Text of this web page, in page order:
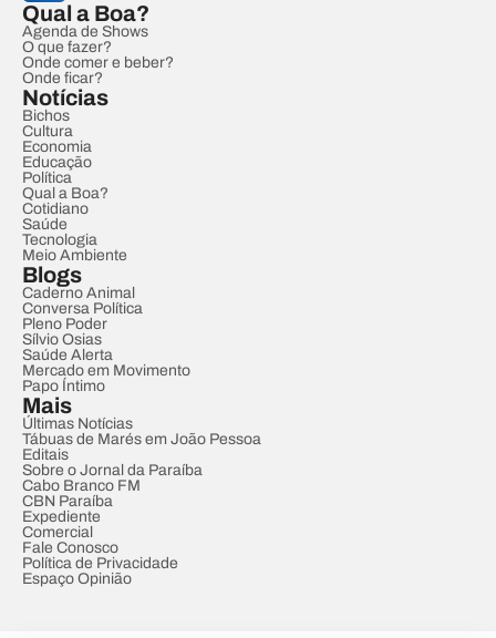
Qual a Boa?
Agenda de Shows
O que fazer?
Onde comer e beber?
Onde ficar?
Notícias
Bichos
Cultura
Economia
Educação
Política
Qual a Boa?
Cotidiano
Saúde
Tecnologia
Meio Ambiente
Blogs
Caderno Animal
Conversa Política
Pleno Poder
Sílvio Osias
Saúde Alerta
Mercado em Movimento
Papo Íntimo
Mais
Últimas Notícias
Tábuas de Marés em João Pessoa
Editais
Sobre o Jornal da Paraíba
Cabo Branco FM
CBN Paraíba
Expediente
Comercial
Fale Conosco
Política de Privacidade
Espaço Opinião